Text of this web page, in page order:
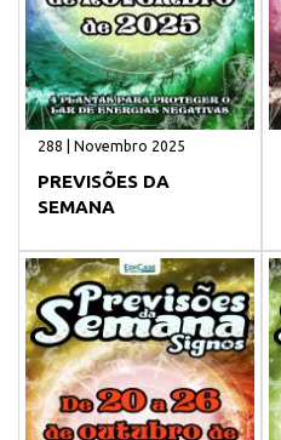
288 | Novembro 2025
PREVISÕES DA
SEMANA